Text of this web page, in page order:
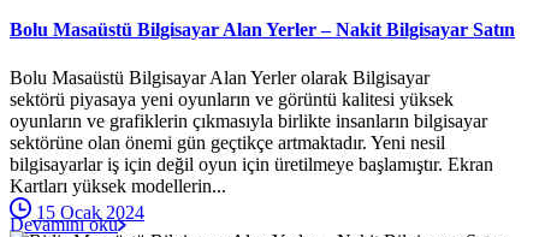
Bolu Masaüstü Bilgisayar Alan Yerler – Nakit Bilgisayar Satın
Bolu Masaüstü Bilgisayar Alan Yerler olarak Bilgisayar
sektörü piyasaya yeni oyunların ve görüntü kalitesi yüksek
oyunların ve grafiklerin çıkmasıyla birlikte insanların bilgisayar
sektörüne olan önemi gün geçtikçe artmaktadır. Yeni nesil
bilgisayarlar iş için değil oyun için üretilmeye başlamıştır. Ekran
Kartları yüksek modellerin...
15 Ocak 2024
Devamını oku